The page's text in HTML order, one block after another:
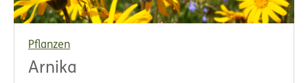
Pflanzen
Arnika